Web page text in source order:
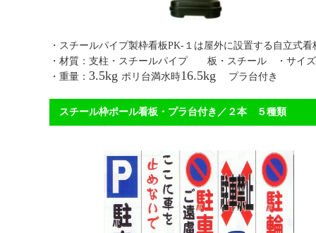
・スチールパイプ製枠看板PK-１は屋外に設置する
・材質：支柱・スチールパイプ 板・スチール ・サイ
・重量： 3.5kg ポリ台満水時16.5kg プラ台付き 【
スチール枠ポール看板・プラ